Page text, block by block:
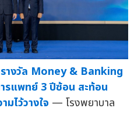
รางวัล Money & Banking
รแพทย์ 3 ปีซ้อน สะท้อน
ไว้วางใจ — โรงพยาบาล